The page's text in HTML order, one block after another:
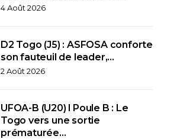
4 Août 2026
D2 Togo (J5) : ASFOSA conforte
son fauteuil de leader,…
2 Août 2026
UFOA-B (U20) l Poule B : Le
Togo vers une sortie
prématurée…